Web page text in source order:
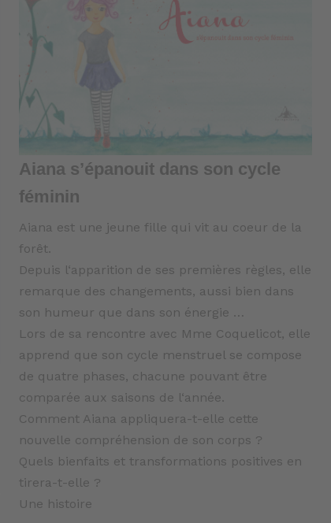
Aiana s’épanouit dans son cycle
féminin
Aiana est une jeune fille qui vit au coeur de la
forêt.
Depuis l‘apparition de ses premières règles, elle
remarque des changements, aussi bien dans
son humeur que dans son énergie …
Lors de sa rencontre avec Mme Coquelicot, elle
apprend que son cycle menstruel se compose
de quatre phases, chacune pouvant être
comparée aux saisons de l‘année.
Comment Aiana appliquera-t-elle cette
nouvelle compréhension de son corps ?
Quels bienfaits et transformations positives en
tirera-t-elle ?
Une histoire